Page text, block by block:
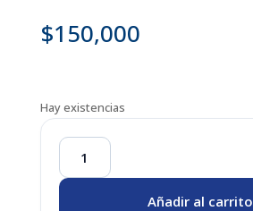
$150,000
Hay existencias
PK4-
Añadir al carrito